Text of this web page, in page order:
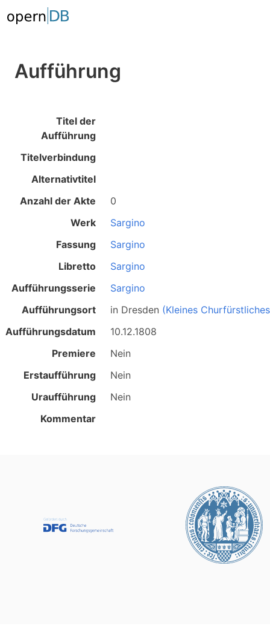
Aufführung
Titel der
Aufführung
Titelverbindung
Alternativtitel
Anzahl der Akte
0
Werk
Sargino
Fassung
Sargino
Libretto
Sargino
Aufführungsserie
Sargino
Aufführungsort
in Dresden (Kleines
Aufführungsdatum
10.12.1808
Premiere
Nein
Erstaufführung
Nein
Uraufführung
Nein
Kommentar